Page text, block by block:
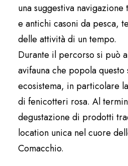
una suggestiva navigazione
e antichi casoni da pesca,
delle attività di un tempo.
Durante il percorso si può
avifauna che popola
ecosistema, in particolare
di fenicotteri rosa. Al
degustazione di prodotti
location unica nel cuore
Comacchio.